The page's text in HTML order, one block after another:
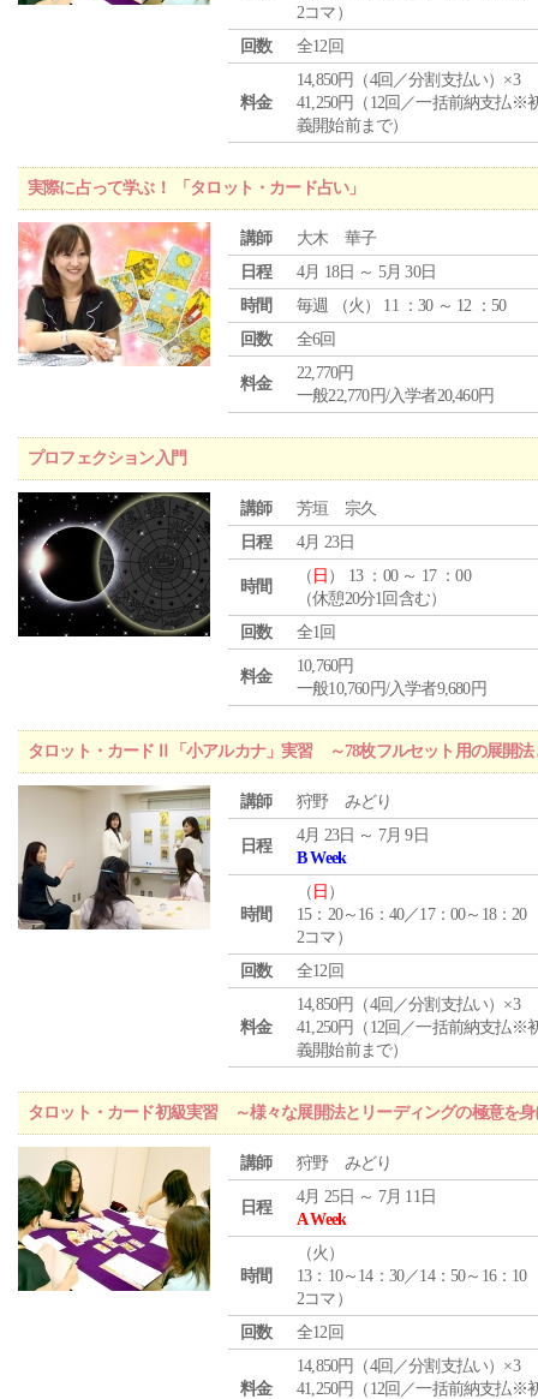
2コマ）
回数
全12回
料金
14,850円（4回／分割支払い）×3
41,250円（12回／一括前納支払※
義開始前まで）
実際に占って学ぶ！ 「タロット・カード占い」
講師
大木 華子
日程
4月 18日 ～ 5月 30日
時間
毎週 （火 ） 11 ：30 ～ 12 ：50
回数
全6回
料金
22,770円
一般22,770円/入学者20,460円
プロフェクション入門
講師
芳垣 宗久
日程
4月 23日
時間
（ 日 ） 13 ：00 ～ 17 ：00
（休憩20分1回含む）
回数
全1回
料金
10,760円
一般10,760円/入学者9,680円
タロット・カードⅡ「小アルカナ」実習 ～78枚フルセット用の展開法
講師 狩野 みどり
日程
4月 23日 ～ 7月 9日
B Week
時間
（ 日 ）
15：20～16：40／17：00～18：20
2コマ）
回数
全12回
料金
14,850円（4回／分割支払い）×3
41,250円（12回／一括前納支払※
義開始前まで）
タロット・カード初級実習 ～様々な展開法とリーディングの極意を身
講師 狩野 みどり
日程
4月 25日 ～ 7月 11日
A Week
時間
（火 ）
13：10～14：30／14：50～16：10
2コマ）
回数
全12回
料金
14,850円（4回／分割支払い）×3
41,250円（12回／一括前納支払※